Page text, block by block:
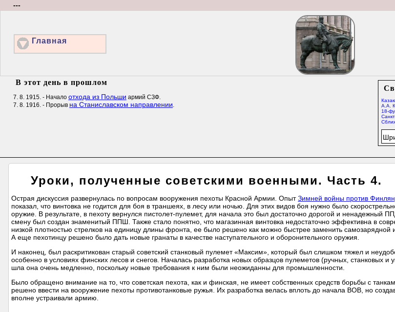
---
Главная
А.А.
18-
В этот день в прошлом
7. 8. 1915. - Начало отхода из Польши армий СЗФ.
7. 8. 1916. - Прорыв на Станиславском направлении.
Уроки, полученные советскими военными. Часть 4.
Острая дискуссия развернулась по вопросам вооружения пехоты Красной Армии. ОпытЗимней войны против
показал, что винтовка не годится для боя в траншеях, в лесу или ночью. Для этих видов боя нужно было
оружие. В результате, в пехоту вернулся пистолет-пулемет, для начала это был достаточно дорогой и ненадежный
смену был создан знаменитый ППШ. Также стало понятно, что магазинная винтовка недостаточно эффективна в
низкой плотностью стрелков на единицу длины фронта, ее было решено как можно быстрее заменить самозарядной
А еще пехотинцу решено было дать новые гранаты в качестве наступательного и оборонительного оружия.
И наконец, был раскритикован старый советский станковый пулемет «Максим», который был слишком тяжел и
особенно в условиях финских лесов и снегов. Началась разработка новых образцов пулеметов (ручных, станковых и
шла она очень медленно, поскольку новые требования к ним были неожиданны для промышленности.
Было обращено внимание на то, что советская пехота, как и финская, не имеет собственных средств борьбы с
решено ввести на вооружение пехоты противотанковые ружья. Их разработка велась вплоть до начала ВОВ, но
вполне устраивали армию.